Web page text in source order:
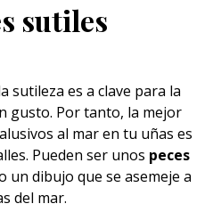
sutiles
sutileza es a clave para la
gusto. Por tanto, la mejor
al mar en tu uñas es
Pueden ser unos peces
un dibujo que se asemeje a
del mar.